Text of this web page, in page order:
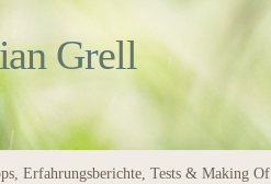
Grell
Erfahrungsberichte, Tests & Making Of